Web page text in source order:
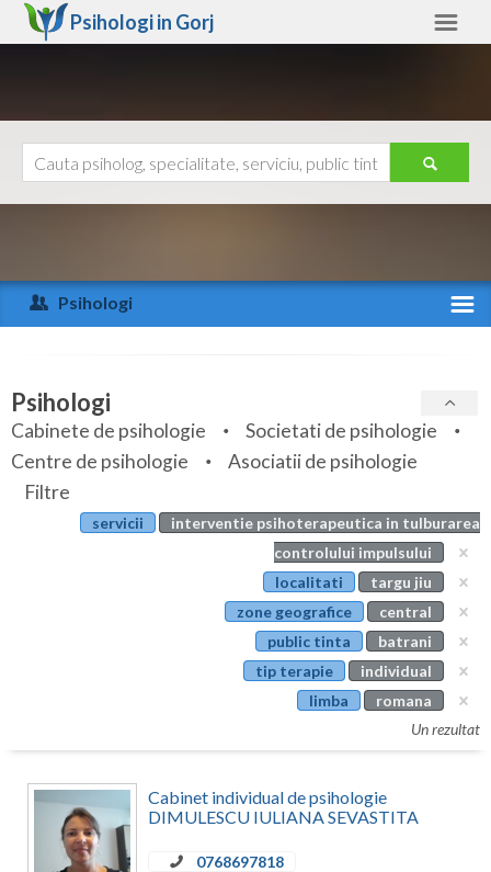
Psihologi in Gorj
Arad
Arges
Bihor
Bistrita-Nasaud
Botosani
Constanta
Ajutor
Psihologi
Specialitati
Servicii
Articole
Evenimente
Psihologi
Cabinete de psihologie
Societati de psihologie
Centre de psihologie
Asociatii de psihologie
Filtre
servicii
interventie psihoterapeutica in tulburarea
controlului impulsului
localitati
targu jiu
zone geografice
central
public tinta
batrani
tip terapie
individual
limba
romana
Un rezultat
Cabinet individual de psihologie
DIMULESCU IULIANA SEVASTITA
0768697818